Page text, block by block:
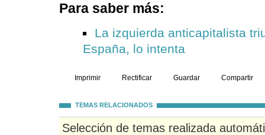
Para saber más:
La izquierda anticapitalista
España, lo intenta
Imprimir Rectificar Guardar Compartir
TEMAS RELACIONADOS
Selección de temas realizada